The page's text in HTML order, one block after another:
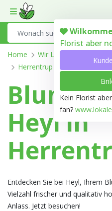
Toggle mobile menu
Florist aber
Kein Florist
fan?
Home Wir Liefern
Herrentrup
Heyl in
Entdecken Sie bei Heyl, Ihrem
Vielzahl frischer und qualitativ
Anlass. Jetzt besuchen!